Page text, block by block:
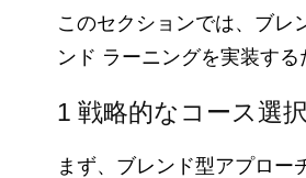
このセクションでは、ブレ
ンド ラーニングを実装す
1 戦略的なコース選択
まず、ブレンド型アプロー